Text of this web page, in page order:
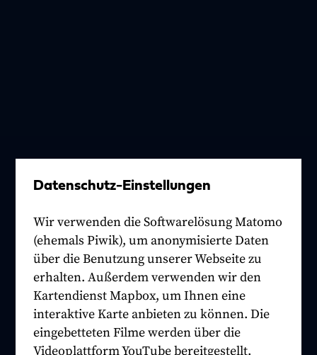
Datenschutz-Einstellungen
Wir verwenden die Softwarelösung Matomo
(ehemals Piwik), um anonymisierte Daten
über die Benutzung unserer Webseite zu
erhalten. Außerdem verwenden wir den
Kartendienst Mapbox, um Ihnen eine
interaktive Karte anbieten zu können. Die
eingebetteten Filme werden über die
Videoplattform YouTube bereitgestellt.